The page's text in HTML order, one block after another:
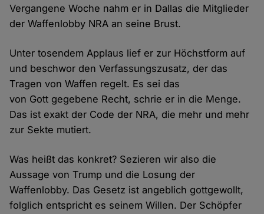
Vergangene Woche nahm er in Dallas die Mitglieder
der Waffenlobby NRA an seine Brust.
Unter tosendem Applaus lief er zur Höchstform auf
und beschwor den Verfassungszusatz, der das
Tragen von Waffen regelt. Es sei das
von Gott gegebene Recht, schrie er in die Menge.
Das ist exakt der Code der NRA, die mehr und mehr
zur Sekte mutiert.
Was heißt das konkret? Sezieren wir also die
Aussage von Trump und die Losung der
Waffenlobby. Das Gesetz ist angeblich gottgewollt,
folglich entspricht es seinem Willen. Der Schöpfer